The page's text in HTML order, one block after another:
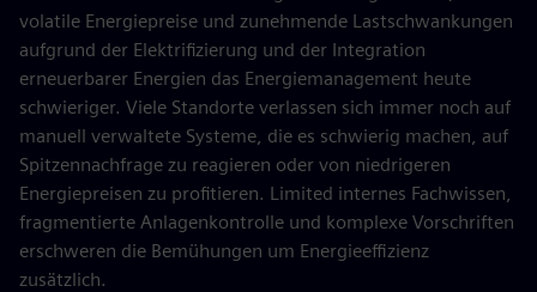
volatile Energiepreise und zunehmende Lastschwankungen
aufgrund der Elektrifizierung und der Integration
erneuerbarer Energien das Energiemanagement heute
schwieriger. Viele Standorte verlassen sich immer noch auf
manuell verwaltete Systeme, die es schwierig machen, auf
Spitzennachfrage zu reagieren oder von niedrigeren
Energiepreisen zu profitieren. Limited internes Fachwissen,
fragmentierte Anlagenkontrolle und komplexe Vorschriften
erschweren die Bemühungen um Energieeffizienz
zusätzlich.